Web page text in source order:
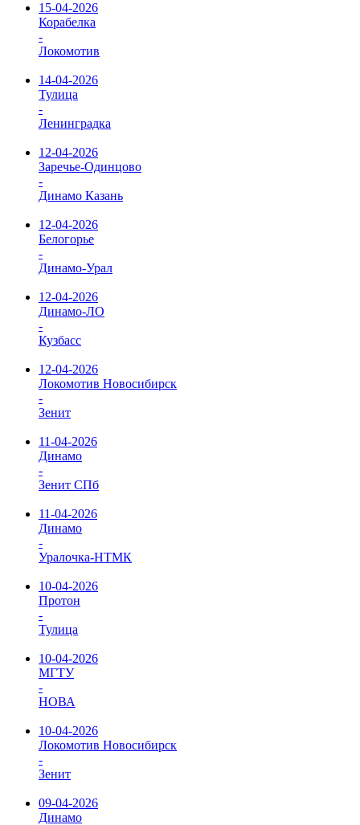
15-04-2026
Корабелка
-
Локомотив
14-04-2026
Тулица
-
Ленинградка
12-04-2026
Заречье-Одинцово
-
Динамо Казань
12-04-2026
Белогорье
-
Динамо-Урал
12-04-2026
Динамо-ЛО
-
Кузбасс
12-04-2026
Локомотив Новосибирск
-
Зенит
11-04-2026
Динамо
-
Зенит СПб
11-04-2026
Динамо
-
Уралочка-НТМК
10-04-2026
Протон
-
Тулица
10-04-2026
МГТУ
-
НОВА
10-04-2026
Локомотив Новосибирск
-
Зенит
09-04-2026
Динамо